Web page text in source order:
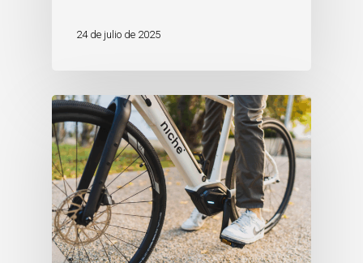
24 de julio de 2025